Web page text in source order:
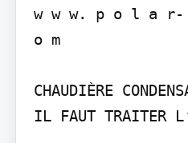
w w w. p o l a
o m
CHAUDIÈRE
IL FAUT TRAITER